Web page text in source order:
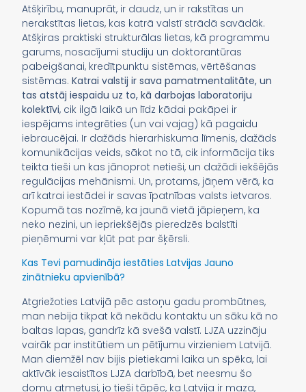
Atšķirību, manuprāt, ir daudz, un ir rakstītas un
nerakstītas lietas, kas katrā valstī strādā savādāk.
Atšķiras praktiski strukturālas lietas, kā programmu
garums, nosacījumi studiju un doktorantūras
pabeigšanai, kredītpunktu sistēmas, vērtēšanas
sistēmas.Katrai valstij ir sava pamatmentalitāte, un
tas atstāj iespaidu uz to, kā darbojas laboratoriju
kolektīvi, cik ilgā laikā un līdz kādai pakāpei ir
iespējams integrēties (un vai vajag) kā pagaidu
iebraucējai. Ir dažāds hierarhiskuma līmenis, dažāds
komunikācijas veids, sākot no tā, cik informācija tiks
teikta tieši un kas jānoprot netieši, un dažādi iekšējās
regulācijas mehānismi. Un, protams, jāņem vērā, ka
arī katrai iestādei ir savas īpatnības valsts ietvaros.
Kopumā tas nozīmē, ka jaunā vietā jāpieņem, ka
neko nezini, un iepriekšējās pieredzēs balstīti
pieņēmumi var kļūt pat par šķērsli.
Kas Tevi pamudināja iestāties Latvijas Jauno
zinātnieku apvienībā?
Atgriežoties Latvijā pēc astoņu gadu prombūtnes,
man nebija tikpat kā nekādu kontaktu un sāku kā no
baltas lapas, gandrīz kā svešā valstī. LJZA uzzināju
vairāk par institūtiem un pētījumu virzieniem Latvijā.
Man diemžēl nav bijis pietiekami laika un spēka, lai
aktīvāk iesaistītos LJZA darbībā, bet neesmu šo
domu atmetusi, jo tieši tāpēc, ka Latvija ir maza,